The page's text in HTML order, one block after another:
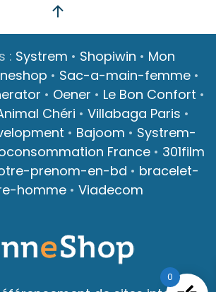
: Systrem • Shopiwin • Mon
• Sac-a-main-femme•
• Oener • Le Bon Confort •
Chéri • Villabaga Paris •
• Bajoom • Systrem-
France• 301film
prenom-en-bd • bracelet-
homme• Viadecom
0